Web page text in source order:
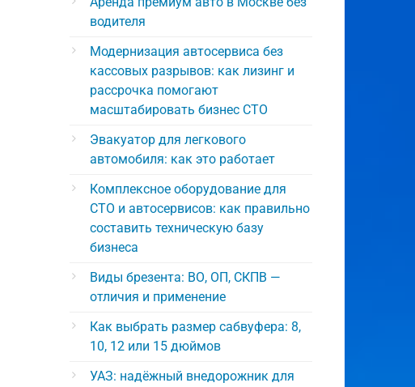
водителя
Модернизация автосервиса без
кассовых разрывов: как лизинг и
рассрочка помогают
масштабировать бизнес СТО
Эвакуатор для легкового
автомобиля: как это работает
Комплексное оборудование для
СТО и автосервисов: как правильно
составить техническую базу
бизнеса
Виды брезента: ВО, ОП, СКПВ —
отличия и применение
Как выбрать размер сабвуфера: 8,
10, 12 или 15 дюймов
УАЗ: надёжный внедорожник для